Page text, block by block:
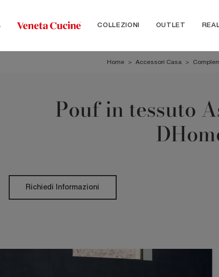
COLLEZIONI OUTLET
Home > Accessori Casa >
Pouf in tessuto
Richiedi Informazioni